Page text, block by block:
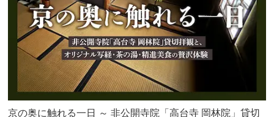
京の奥に触れる一日 ～ 非公開寺院「高台寺 岡林院」貸切